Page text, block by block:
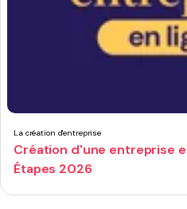
La création d'entreprise
Création d'une entreprise
Étapes 2026